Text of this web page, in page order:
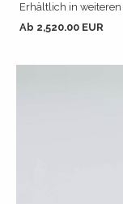
Erhältlich in
Ab 2,520.00 EUR